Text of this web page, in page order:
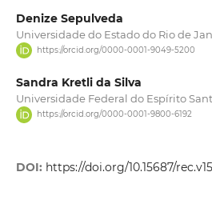
Denize Sepulveda
Universidade do Estado do Rio de
https://orcid.org/0000-0001-9049-5200
Sandra Kretli da Silva
Universidade Federal do Espírito
https://orcid.org/0000-0001-9800-6192
DOI: https://doi.org/10.15687/